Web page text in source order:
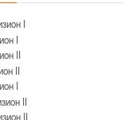
Пинск
2026 г., г. Пинск, ул.